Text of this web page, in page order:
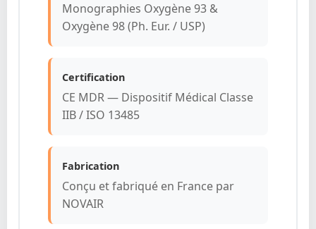
Monographies Oxygène 93 &
Oxygène 98 (Ph. Eur. / USP)
Certification
CE MDR — Dispositif Médical Classe
IIB / ISO 13485
Fabrication
Conçu et fabriqué en France par
NOVAIR